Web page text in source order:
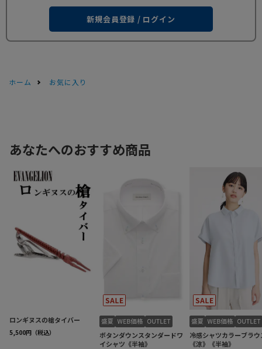
新規会員登録 / ログイン
ホーム お気に入り